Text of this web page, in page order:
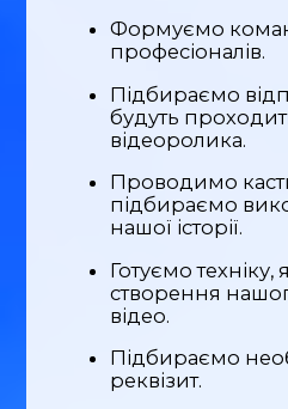
Формуємо
професіоналів.
Підбираємо
будуть
відеоролика.
Проводимо
підбираємо
нашої історії.
Готуємо техніку,
створення
відео.
Підбираємо
реквізит.